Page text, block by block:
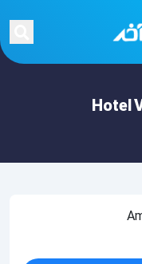
Hotel